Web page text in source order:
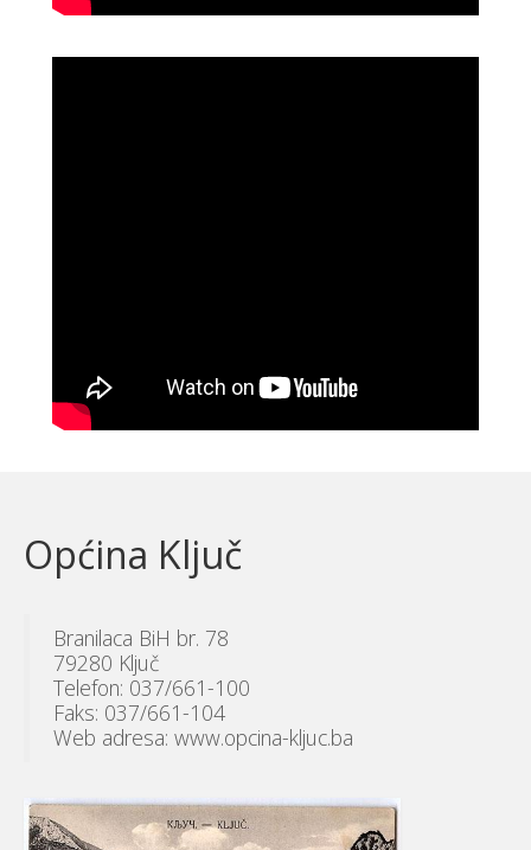
Općina Ključ
Branilaca BiH br. 78
79280 Ključ
Telefon: 037/661-100
Faks: 037/661-104
Web adresa: www.opcina-kljuc.ba